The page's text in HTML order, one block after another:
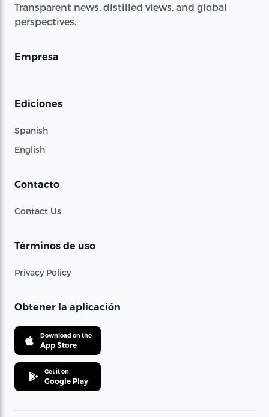
Transparent news, distilled views, and global
perspectives.
Empresa
Ediciones
Spanish
English
Contacto
Contact Us
Términos de uso
Privacy Policy
Obtener la aplicación
Download on the
App Store
Get it on
Google Play